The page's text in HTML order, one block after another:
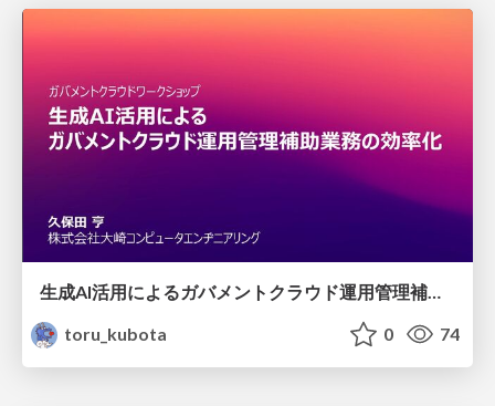
生成AI活用によるガバメントクラウド運用管理補助業務の効率化
toru_kubota
0 74